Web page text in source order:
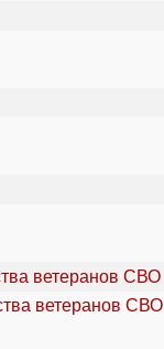
ветеранов СВО